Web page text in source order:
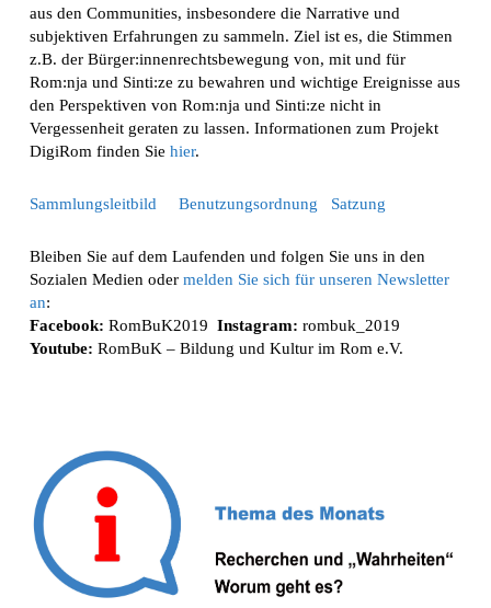
aus den Communities, insbesondere die Narrative und
subjektiven Erfahrungen zu sammeln. Ziel ist es, die Stimmen
z.B. der Bürger:innenrechtsbewegung von, mit und für
Rom:nja und Sinti:ze zu bewahren und wichtige Ereignisse aus
den Perspektiven von Rom:nja und Sinti:ze nicht in
Vergessenheit geraten zu lassen. Informationen zum Projekt
DigiRom finden Sie hier.
Sammlungsleitbild Benutzungsordnung Satzung
Bleiben Sie auf dem Laufenden und folgen Sie uns in den
Sozialen Medien oder melden Sie sich für unseren Newsletter
an:
Facebook: RomBuK2019 Instagram: rombuk_2019
Youtube: RomBuK – Bildung und Kultur im Rom e.V.